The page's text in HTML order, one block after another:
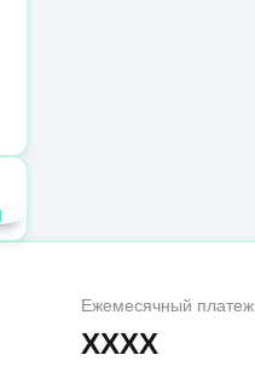
Ежемесячный платеж
XXXX